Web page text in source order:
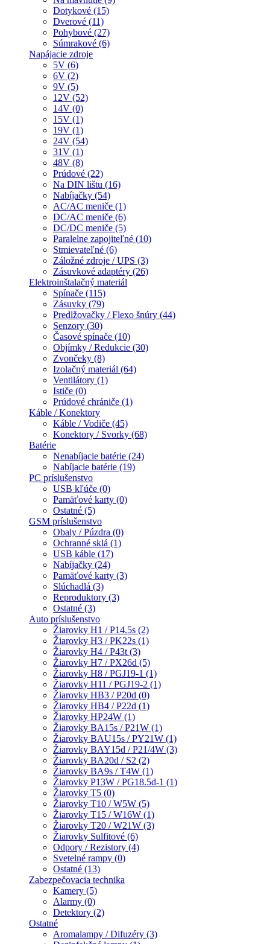
Dotykové (15)
Dverové (11)
Pohybové (27)
Súmrakové (6)
Napájacie zdroje
5V (6)
6V (2)
9V (5)
12V (52)
14V (0)
15V (1)
19V (1)
24V (54)
31V (1)
48V (8)
Prúdové (22)
Na DIN lištu (16)
Nabíjačky (54)
AC/AC meniče (1)
DC/AC meniče (6)
DC/DC meniče (5)
Paralelne zapojiteľné (10)
Stmievateľné (6)
Záložné zdroje / UPS (3)
Zásuvkové adaptéry (26)
Elektroinštalačný materiál
Spínače (115)
Zásuvky (79)
Predlžovačky / Flexo šnúry (44)
Senzory (30)
Časové spínače (10)
Objímky / Redukcie (30)
Zvončeky (8)
Izolačný materiál (64)
Ventilátory (1)
Ističe (0)
Prúdové chrániče (1)
Káble / Konektory
Káble / Vodiče (45)
Konektory / Svorky (68)
Batérie
Nenabíjacie batérie (24)
Nabíjacie batérie (19)
PC príslušenstvo
USB kľúče (0)
Pamäťové karty (0)
Ostatné (5)
GSM príslušenstvo
Obaly / Púzdra (0)
Ochranné sklá (1)
USB káble (17)
Nabíjačky (24)
Pamäťové karty (3)
Slúchadlá (3)
Reproduktory (3)
Ostatné (3)
Auto príslušenstvo
Žiarovky H1 / P14.5s (2)
Žiarovky H3 / PK22s (1)
Žiarovky H4 / P43t (3)
Žiarovky H7 / PX26d (5)
Žiarovky H8 / PGJ19-1 (1)
Žiarovky H11 / PGJ19-2 (1)
Žiarovky HB3 / P20d (0)
Žiarovky HB4 / P22d (1)
Žiarovky HP24W (1)
Žiarovky BA15s / P21W (1)
Žiarovky BAU15s / PY21W (1)
Žiarovky BAY15d / P21/4W (3)
Žiarovky BA20d / S2 (2)
Žiarovky BA9s / T4W (1)
Žiarovky P13W / PG18.5d-1 (1)
Žiarovky T5 (0)
Žiarovky T10 / W5W (5)
Žiarovky T15 / W16W (1)
Žiarovky T20 / W21W (3)
Žiarovky Sulfitové (6)
Odpory / Rezistory (4)
Svetelné rampy (0)
Ostatné (13)
Zabezpečovacia technika
Kamery (5)
Alarmy (0)
Detektory (2)
Ostatné
Aromalampy / Difuzéry (3)